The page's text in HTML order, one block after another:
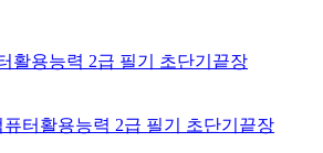
터활용능력 2급 필기 초단기끝장